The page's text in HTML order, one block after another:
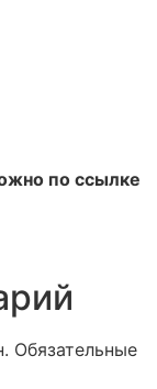
по ссылке
Обязательные